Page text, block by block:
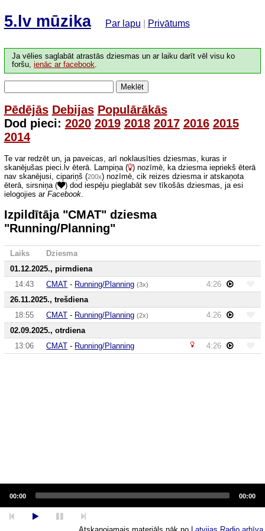
5.lv mūzika Par lapu Privātums
Ja vēlies saglabāt atrastās dziesmas un ar laiku darīt vēl visu ko
foršu,ienāc ar facebook.
Meklēt
Pēdējās Debijas Populārākās
Dod pieci: 2020 2019 2018 2017 2016 2015
2014
Te var redzēt un, ja paveicas, arī noklausīties dziesmas, kuras ir
skanējušas pieci.lv ēterā. Lampiņa ( ) nozīmē, ka dziesma iepriekš ēterā
nav skanējusi, cipariņš (200x) nozīmē, cik reizes dziesma ir atskaņota
ēterā, sirsniņa (
) dod iespēju pieglabāt sev tīkošās dziesmas, ja esi
ielogojies ar Facebook.
Izpildītāja "CMAT" dziesma
"Running/Planning"
Laiks
Dziesma
01.12.2025., pirmdiena
14:43
CMAT - Running/Planning (3x)
4:26
26.11.2025., trešdiena
18:55
CMAT - Running/Planning (2x)
4:26
02.09.2025., otrdiena
13:06
CMAT - Running/Planning 4:26
Player
00:00 00:00